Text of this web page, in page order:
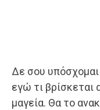
Δε σου
εγώ τι βρίσκεται
μαγεία. Θα το